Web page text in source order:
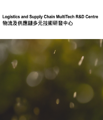
容（按回车键）
会员登录
A A EN 繁